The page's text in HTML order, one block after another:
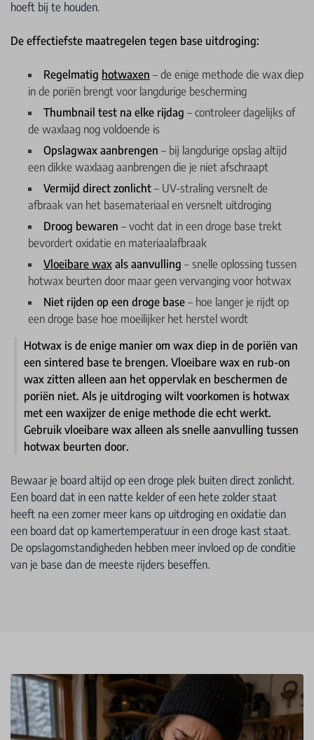
hoeft bij te houden.
De effectiefste maatregelen tegen base uitdroging:
Regelmatig hotwaxen – de enige methode die wax diep
in de poriën brengt voor langdurige bescherming
Thumbnail test na elke rijdag – controleer dagelijks of
de waxlaag nog voldoende is
Opslagwax aanbrengen – bij langdurige opslag altijd
een dikke waxlaag aanbrengen die je niet afschraapt
Vermijd direct zonlicht – UV-straling versnelt de
afbraak van het basemateriaal en versnelt uitdroging
Droog bewaren – vocht dat in een droge base trekt
bevordert oxidatie en materiaalafbraak
Vloeibare wax als aanvulling – snelle oplossing tussen
hotwax beurten door maar geen vervanging voor hotwax
Niet rijden op een droge base – hoe langer je rijdt op
een droge base hoe moeilijker het herstel wordt
Hotwax is de enige manier om wax diep in de poriën van
een sintered base te brengen. Vloeibare wax en rub-on
wax zitten alleen aan het oppervlak en beschermen de
poriën niet. Als je uitdroging wilt voorkomen is hotwax
met een waxijzer de enige methode die echt werkt.
Gebruik vloeibare wax alleen als snelle aanvulling tussen
hotwax beurten door.
Bewaar je board altijd op een droge plek buiten direct zonlicht.
Een board dat in een natte kelder of een hete zolder staat
heeft na een zomer meer kans op uitdroging en oxidatie dan
een board dat op kamertemperatuur in een droge kast staat.
De opslagomstandigheden hebben meer invloed op de conditie
van je base dan de meeste rijders beseffen.